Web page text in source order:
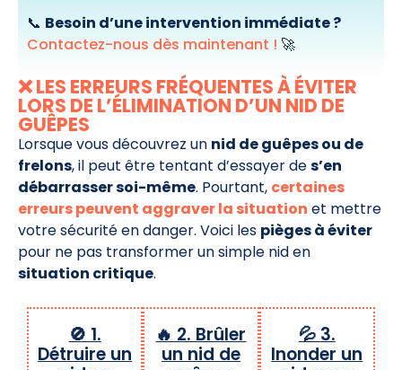
📞 Besoin d’une intervention immédiate ?
Contactez-nous dès maintenant ! 🚀
❌ LES ERREURS FRÉQUENTES À ÉVITER
LORS DE L’ÉLIMINATION D’UN NID DE
GUÊPES
Lorsque vous découvrez un nid de guêpes ou de
frelons, il peut être tentant d’essayer des’en
débarrasser soi-même. Pourtant, certaines
erreurs peuvent aggraver la situation et mettre
votre sécurité en danger. Voici les pièges à éviter
pour ne pas transformer un simple nid en
situation critique.
🚫 1.
Détruire un
🔥 2. Brûler
un nid de
💦 3.
Inonder un